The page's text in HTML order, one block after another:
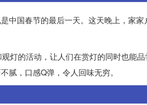
中国春节的最后一天。这天晚上，家家
灯的活动，让人们在赏灯的同时也能品
腻，口感Q弹，令人回味无穷。